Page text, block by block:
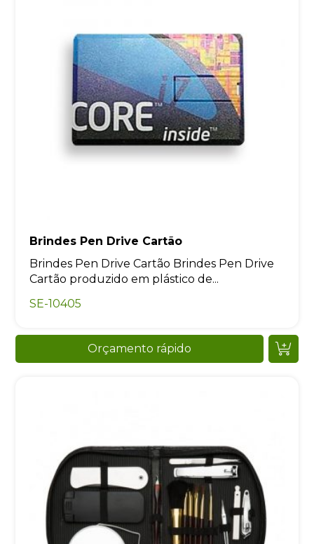
Brindes Pen Drive Cartão
Brindes Pen Drive Cartão Brindes Pen Drive
Cartão produzido em plástico de...
SE-10405
Orçamento rápido